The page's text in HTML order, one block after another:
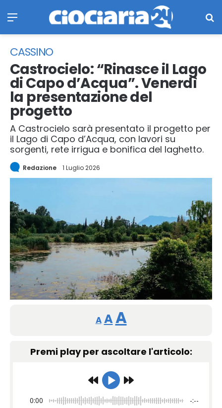
CASSINO
Castrocielo: “Rinasce il Lago
di Capo d’Acqua”. Venerdì
la presentazione del
progetto
A Castrocielo sarà presentato il progetto per
il Lago di Capo d’Acqua, con lavori su
sorgenti, rete irrigua e bonifica del laghetto.
Redazione 1 Luglio 2026
A
Reducir
tamaño
fuente.
A Restablecer
de
fuente
AAumentar
tamaño
fuente.
Premi play per ascoltare l'articolo:
0:00 -:--